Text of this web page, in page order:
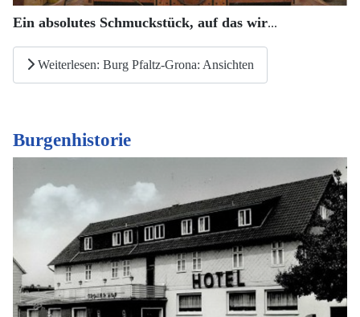
Ein absolutes Schmuckstück, auf das wir...
Weiterlesen: Burg Pfaltz-Grona: Ansichten
Burgenhistorie